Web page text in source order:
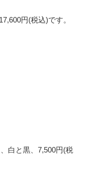
円(税込)です。
白と黒、7,500円(税